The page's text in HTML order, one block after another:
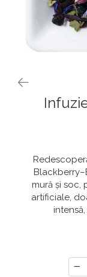
Sirop de ceai
mură și soc,
artificiale,